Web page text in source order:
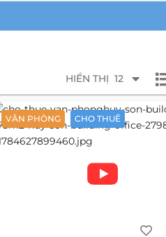
HIỂN THỊ 12
VĂN PHÒNG CHO THUÊ